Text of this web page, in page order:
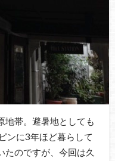
地帯。避暑地としても
ンに3年ほど暮らして
たのですが、今回は久